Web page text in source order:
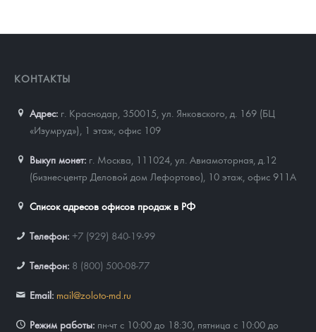
КОНТАКТЫ
Адрес: г. Краснодар, 350015 ул. Янковского, д. 169 (БЦ
«Изумруд»), 1 этаж, офис 109
Выкуп монет: г. Москва, 111024, ул. Авиамоторная, д.12
(бизнес-центр Деловой дом Лефортово), 10 этаж, офис 911А
Список адресов офисов продаж в РФ
Телефон: +7 (929) 840-19-99
Телефон: 8 (800) 500-08-77
Email: mail@zoloto-md.ru
Режим работы: пн-чт с 10:00 до 18:30, пятница с 10:00 до